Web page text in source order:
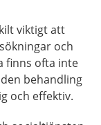
viktigt att
och
finns ofta inte
behandling
och effektiv.